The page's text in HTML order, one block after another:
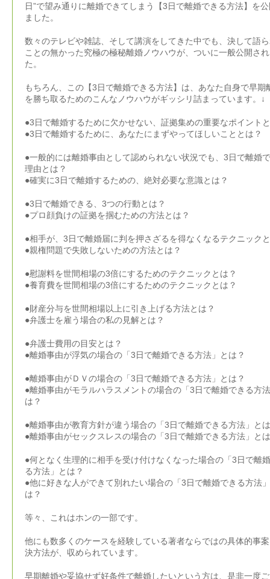
日”で望み通りに離婚できてしまう【3日で離婚できる方法】を
ました。
数々のテレビや雑誌、そして講演をしてきた中でも、決して語
ことの無かった究極の極秘離婚ノウハウが、ついに一般公開さ
た。
もちろん、この【3日で離婚できる方法】は、あなた自身で早期
を勝ち取るためのこんなノウハウがギッシリ詰まっています。↓
●3日で離婚するために欠かせない、証拠集めの重要なポイント
●3日で離婚するために、あなたにまずやってほしいこととは？
●一般的には離婚事由として認められない状況でも、3日で離婚
理由とは？
●確実に3日で離婚するための、絶対必要な意識とは？
●3日で離婚できる、3つの行動とは？
●プロ顔負けの証拠を掴むための方法とは？
●相手が、3日で離婚届に判を押さざるを得なくなるテクニック
●親権問題で失敗しないための方法とは？
●慰謝料を世間相場の3倍にするためのテクニックとは？
●養育費を世間相場の3倍にするためのテクニックとは？
●財産分与を世間相場以上に引き上げる方法とは？
●弁護士を雇う場合の私の見解とは？
●弁護士費用の目安とは？
●離婚事由が浮気の場合の「3日で離婚できる方法」とは？
●離婚事由がＤＶの場合の「3日で離婚できる方法」とは？
●離婚事由がモラルハラスメントの場合の「3日で離婚できる方
は？
●離婚事由が教育方針が違う場合の「3日で離婚できる方法」と
●離婚事由がセックスレスの場合の「3日で離婚できる方法」と
●何となく生理的に相手を受け付けなくなった場合の「3日で離
る方法」とは？
●他に好きな人ができて別れたい場合の「3日で離婚できる方法
は？
等々、これはホンの一部です。
他にも数多くのケースを経験している著者ならではの具体的事
決方法が、収められています。
早期離婚や妥協せず好条件で離婚したいという方は、是非一度